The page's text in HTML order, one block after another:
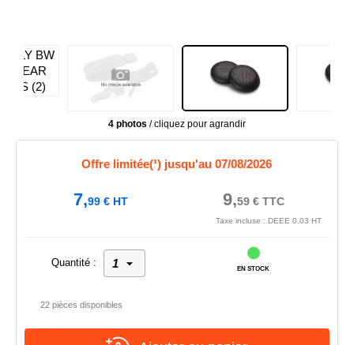
4 photos / cliquez pour agrandir
Offre limitée(¹) jusqu'au 07/08/2026
7,99€HT 9,59€TTC
Taxe incluse : DEEE 0.03 HT
Quantité :
EN STOCK
22 pièces disponibles